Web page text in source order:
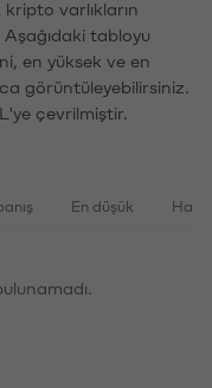
varlıkların
tabloyu
en yüksek ve en
görüntüleyebilirsiniz.
çevrilmiştir.
En düşük